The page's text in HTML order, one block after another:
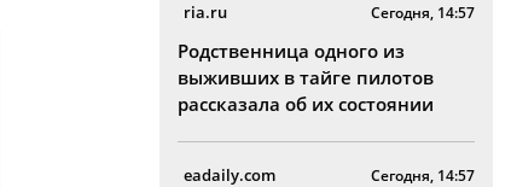
ria.ru Сегодня, 14:57
Родственница одного из
выживших в тайге пилотов
рассказала об их состоянии
eadaily.com Сегодня, 14:57